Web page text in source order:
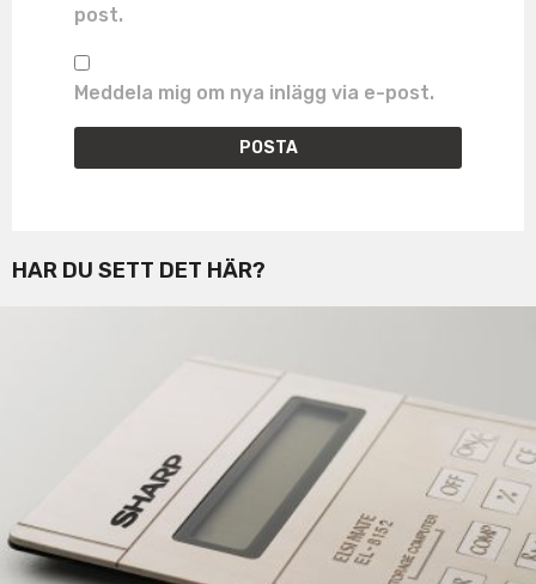
post.
Meddela mig om nya inlägg via e-post.
HAR DU SETT DET HÄR?